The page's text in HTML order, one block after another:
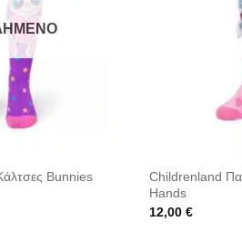
Bunnies
Childrenland
Hands
12,00€